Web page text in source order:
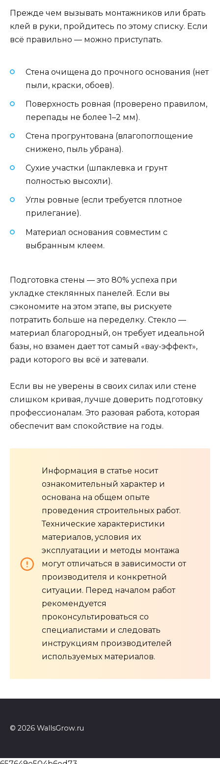
Прежде чем вызывать монтажников или брать
клей в руки, пройдитесь по этому списку. Если
всё правильно — можно приступать.
Стена очищена до прочного основания (нет
пыли, краски, обоев).
Поверхность ровная (проверено правилом,
перепады не более 1–2 мм).
Стена прогрунтована (влагопоглощение
снижено, пыль убрана).
Сухие участки (шпаклевка и грунт
полностью высохли).
Углы ровные (если требуется плотное
прилегание).
Материал основания совместим с
выбранным клеем.
Подготовка стены — это 80% успеха при
укладке стеклянных панелей. Если вы
сэкономите на этом этапе, вы рискуете
потратить больше на переделку. Стекло —
материал благородный, он требует идеальной
базы, но взамен дает тот самый «вау-эффект»,
ради которого вы всё и затевали.
Если вы не уверены в своих силах или стене
слишком кривая, лучше доверить подготовку
профессионалам. Это разовая работа, которая
обеспечит вам спокойствие на годы.
Информация в статье носит
ознакомительный характер и
основана на общем опыте
проведения строительных работ.
Технические характеристики
материалов, условия их
эксплуатации и методы монтажа
могут отличаться в зависимости от
производителя и конкретной
ситуации. Перед началом работ
рекомендуется
проконсультироваться со
специалистами и следовать
инструкциям производителей
используемых материалов.
© 2026 WallsGrow.ru